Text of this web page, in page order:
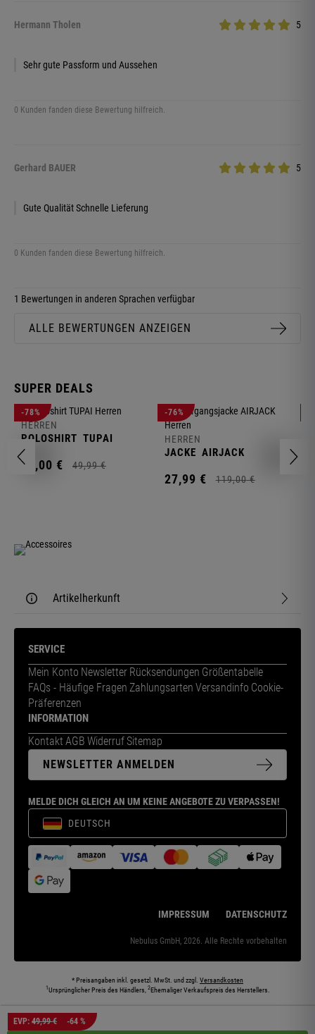
EVP: 49,99 € -64 %
Hermann Tholen 5
Sehr gute Passform und Aussehen
0 Kunden fanden diese Bewertung hilfreich.
Gerhard BAUER 5
Gute Qualität Schnelle Lieferung
0 Kunden fanden diese Bewertung hilfreich.
1 Bewertungen in anderen Sprachen verfügbar
ALLE BEWERTUNGEN ANZEIGEN
SUPER DEALS
-78%
HERREN
POLOSHIRT TUPAI
11,00 € 49,99 €
-76%
HERREN
JACKE AIRJACK
27,99 € 119,00 €
Artikelherkunft
SERVICE
Mein Konto Newsletter Rücksendungen Größentabelle
FAQs - Häufige Fragen Zahlungsarten Versandinfo Cookie-
Präferenzen
INFORMATION
Kontakt AGB Widerruf Sitemap
NEWSLETTER ANMELDEN
MELDE DICH GLEICH AN UM KEINE ANGEBOTE ZU VERPASSEN!
DEUTSCH
IMPRESSUM DATENSCHUTZ
Nebulus GmbH, 2026. Alle Rechte vorbehalten
* Preisangaben inkl. gesetzl. MwSt. und zzgl. Versandkosten
1Ursprünglicher Preis des Händlers, 2Ehemaliger Verkaufspreis des Herstellers.
Die abgebildeten Models und Umgebungen können teilweise KI-generiert sein. Die
dargestellten Produkte entsprechen den angebotenen Artikeln.